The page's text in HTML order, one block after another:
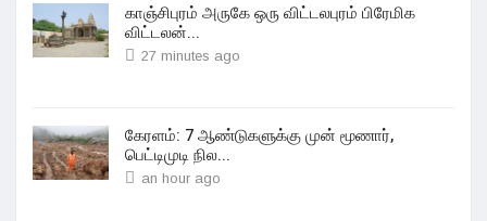
காஞ்சிபுரம் அருகே ஒரு விட்டலபுரம் பிரேமிக
விட்டலன்...
27 minutes ago
கேரளம்: 7 ஆண்டுகளுக்கு முன் மூணார்,
பெட்டிமுடி நில...
an hour ago